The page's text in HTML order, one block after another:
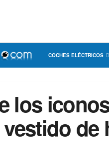
COCHES ELÉCTRICOS
los